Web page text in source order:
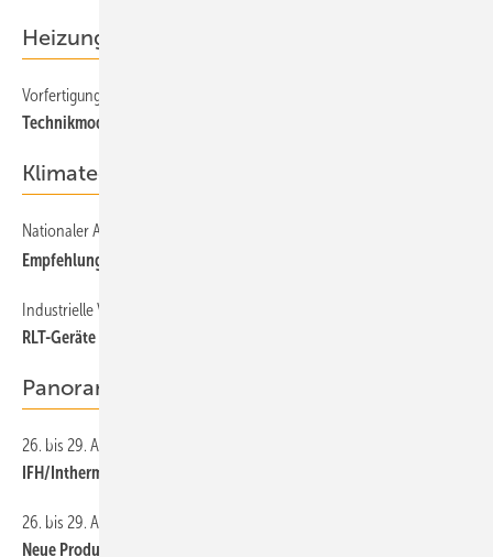
Heizungstechnik
Vorfertigung
Technikmodule für Wärmepumpen
Klimatechnik
Nationaler Anhang zur DIN EN 16 798 Teil 1
Empfehlung für höhere Mindestraumluftfeuchte
Industrielle Vorfertigung
RLT-Geräte mit MSR-Technik ab Werk sparen Zeit und Energie
Panorama
26. bis 29. April 2022 in Nürnberg
IFH/Intherm 2022: Hier sammeln Sie neue Ideen
26. bis 29. April 2022 in Nürnberg
Neue Produkte: Aussteller-Ankündigungen zur IFH/Intherm 2022